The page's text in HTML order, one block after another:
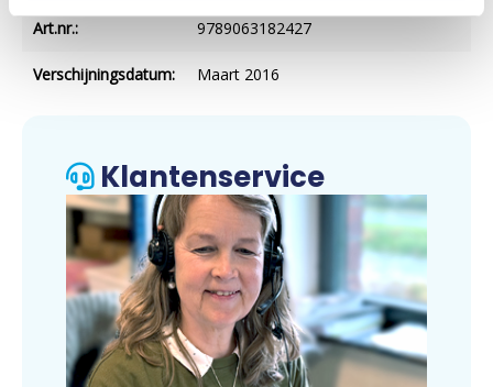
Art.nr.: 9789063182427
Verschijningsdatum: Maart 2016
Klantenservice